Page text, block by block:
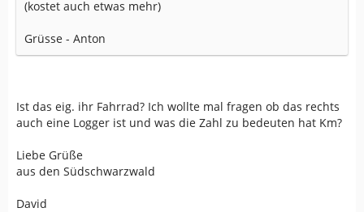
(kostet auch etwas mehr)
Grüsse - Anton
Ist das eig. ihr Fahrrad? Ich wollte mal fragen ob das rechts
auch eine Logger ist und was die Zahl zu bedeuten hat Km?
Liebe Grüße
aus den Südschwarzwald
David